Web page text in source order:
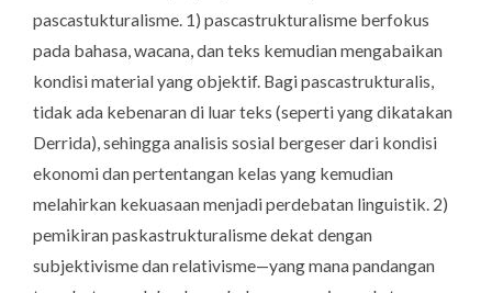
pascastukturalisme. 1) pascastrukturalisme berfokus
pada bahasa, wacana, dan teks kemudian mengabaikan
kondisi material yang objektif. Bagi pascastrukturalis,
tidak ada kebenaran di luar teks (seperti yang dikatakan
Derrida), sehingga analisis sosial bergeser dari kondisi
ekonomi dan pertentangan kelas yang kemudian
melahirkan kekuasaan menjadi perdebatan linguistik. 2)
pemikiran paskastrukturalisme dekat dengan
subjektivisme dan relativisme—yang mana pandangan